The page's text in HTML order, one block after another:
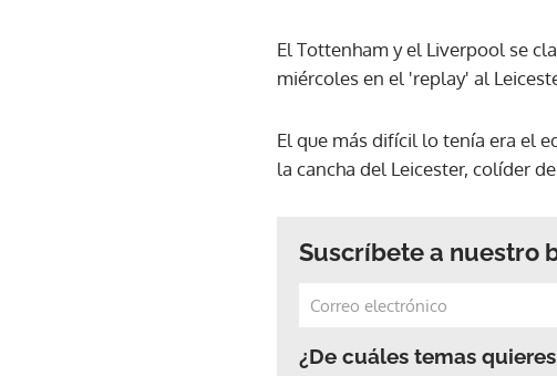
El Tottenham y el Liverpool se
miércoles en el 'replay' al
El que más difícil lo tenía era el
la cancha del Leicester, colíder
Suscríbete a nuestro
¿De cuáles temas